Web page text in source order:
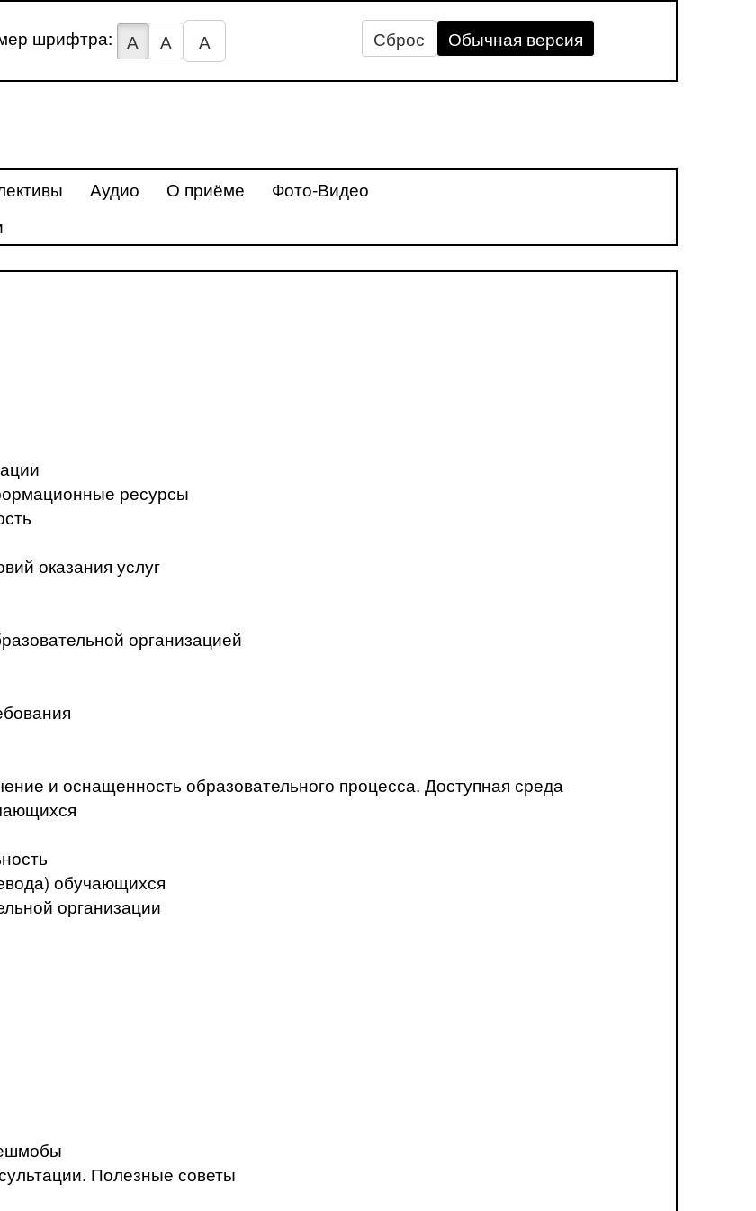
шрифтра: А А А Сброс Обычная версия
Аудио О приёме
Фото-Видео
ресурсы
оказания услуг
организацией
и оснащенность образовательного процесса. Доступная среда
обучающихся
организации
Полезные советы